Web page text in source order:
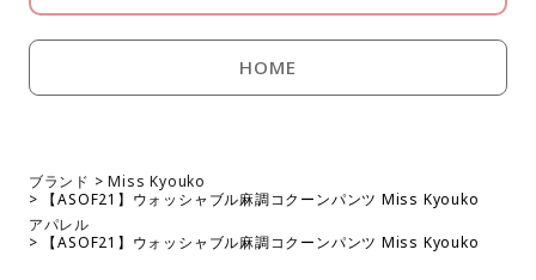
HOME
ブランド
Miss Kyouko
【ASOF21】ウォッシャブル麻調コクーンパンツ Miss Kyouko
アパレル
【ASOF21】ウォッシャブル麻調コクーンパンツ Miss Kyouko